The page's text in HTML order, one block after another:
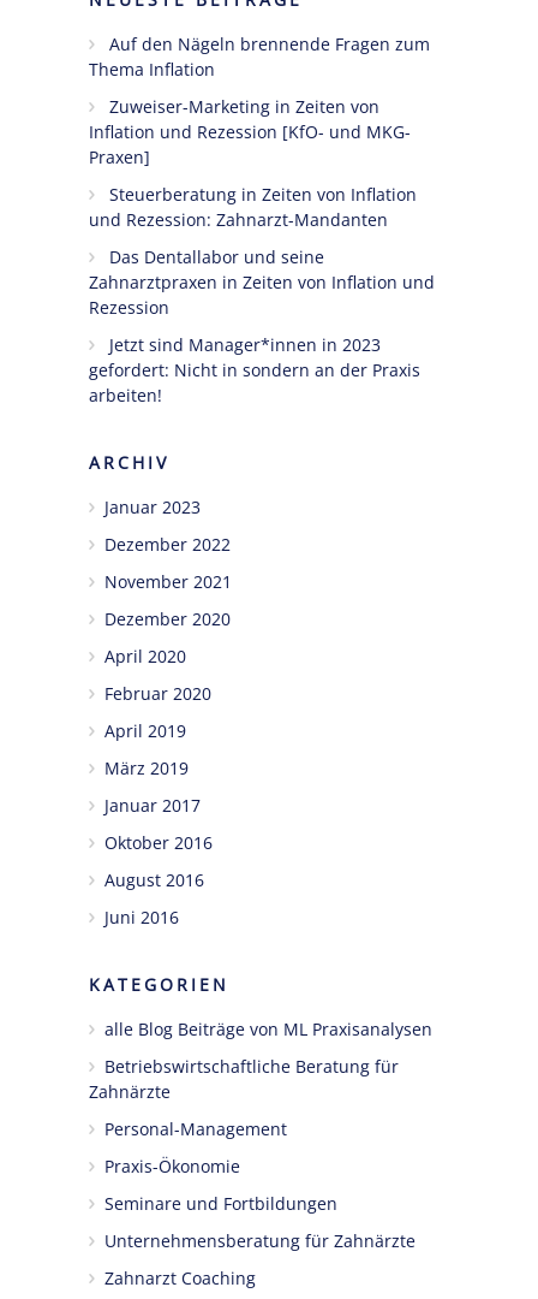
Auf den Nägeln brennende Fragen zum
Thema Inflation
Zuweiser-Marketing in Zeiten von
Inflation und Rezession [KfO- und MKG-
Praxen]
Steuerberatung in Zeiten von Inflation
und Rezession: Zahnarzt-Mandanten
Das Dentallabor und seine
Zahnarztpraxen in Zeiten von Inflation und
Rezession
Jetzt sind Manager*innen in 2023
gefordert: Nicht in sondern an der Praxis
arbeiten!
ARCHIV
Januar 2023
Dezember 2022
November 2021
Dezember 2020
April 2020
Februar 2020
April 2019
März 2019
Januar 2017
Oktober 2016
August 2016
Juni 2016
KATEGORIEN
alle Blog Beiträge von ML Praxisanalysen
Betriebswirtschaftliche Beratung für
Zahnärzte
Personal-Management
Praxis-Ökonomie
Seminare und Fortbildungen
Unternehmensberatung für Zahnärzte
Zahnarzt Coaching
Ängste,
Blockaden
und
Widerstände
angestellter
im Z-MVZ